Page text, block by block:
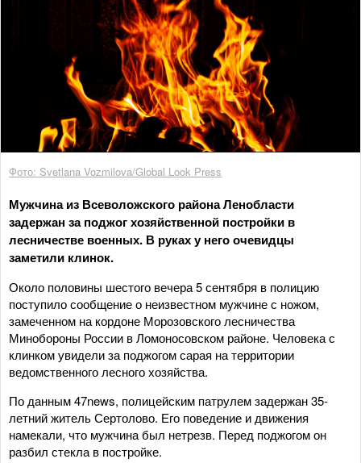
Фото: Svetlana Vozmilova/Global Look Press
Мужчина из Всеволожского района Ленобласти
задержан за поджог хозяйственной постройки в
лесничестве военных. В руках у него очевидцы
заметили клинок.
Около половины шестого вечера 5 сентября в полицию
поступило сообщение о неизвестном мужчине с ножом,
замеченном на кордоне Морозовского лесничества
Минобороны России в Ломоносовском районе. Человека с
клинком увидели за поджогом сарая на территории
ведомственного лесного хозяйства.
По данным 47news, полицейским патрулем задержан 35-
летний житель Сертолово. Его поведение и движения
намекали, что мужчина был нетрезв. Перед поджогом он
разбил стекла в постройке.